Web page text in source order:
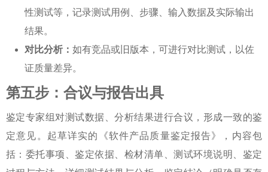
性测试等，记录测试用例、步骤、输入数据及实际输出
结果。
对比分析：如有竞品或旧版本，可进行对比测试，以佐
证质量差异。
第五步：合议与报告出具
鉴定专家组对测试数据、分析结果进行合议，形成一致的鉴
定意见。起草详实的《软件产品质量鉴定报告》，内容包
括：委托事项、鉴定依据、检材清单、测试环境说明、鉴定